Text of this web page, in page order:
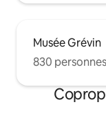
Musée Grévin
830